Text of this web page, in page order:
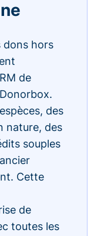
dons hors
de
des
nature, des
souples
Cette
de
toutes les